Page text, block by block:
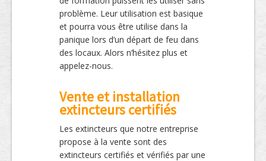
problème. Leur utilisation est basique
et pourra vous être utilise dans la
panique lors d’un départ de feu dans
des locaux. Alors n’hésitez plus et
appelez-nous.
Vente et installation
extincteurs certifiés
Les extincteurs que notre entreprise
propose à la vente sont des
extincteurs certifiés et vérifiés par une